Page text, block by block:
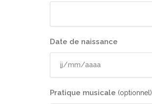
Date de naissance
Pratique musicale (optionnel)